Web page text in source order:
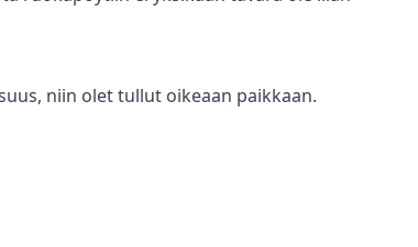
niin olet tullut oikeaan paikkaan.